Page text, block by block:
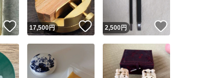
いいね！
17,500円 いいね！
2,500円